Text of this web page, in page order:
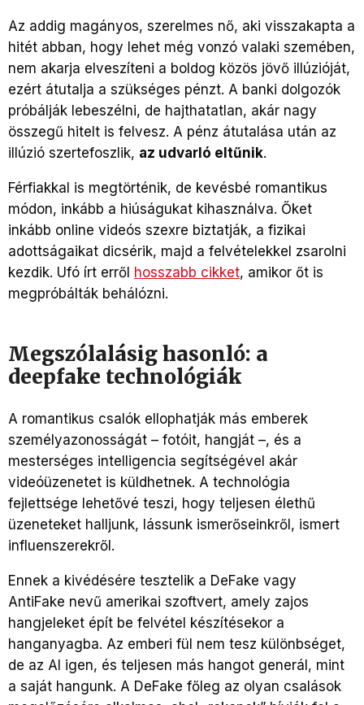
Az addig magányos, szerelmes nő, aki visszakapta a
hitét abban, hogy lehet még vonzó valaki szemében,
nem akarja elveszíteni a boldog közös jövő illúzióját,
ezért átutalja a szükséges pénzt. A banki dolgozók
próbálják lebeszélni, de hajthatatlan, akár nagy
összegű hitelt is felvesz. A pénz átutalása után az
illúzió szertefoszlik, az udvarló eltűnik.
Férfiakkal is megtörténik, de kevésbé romantikus
módon, inkább a hiúságukat kihasználva. Őket
inkább online videós szexre biztatják, a fizikai
adottságaikat dicsérik, majd a felvételekkel zsarolni
kezdik. Ufó írt erről hosszabb cikket, amikor őt is
megpróbálták behálózni.
Megszólalásig hasonló: a
deepfake technológiák
A romantikus csalók ellophatják más emberek
személyazonosságát – fotóit, hangját –, és a
mesterséges intelligencia segítségével akár
videóüzenetet is küldhetnek. A technológia
fejlettsége lehetővé teszi, hogy teljesen élethű
üzeneteket halljunk, lássunk ismerőseinkről, ismert
influenszerekről.
Ennek a kivédésére tesztelik a DeFake vagy
AntiFake nevű amerikai szoftvert, amely zajos
hangjeleket épít be felvétel készítésekor a
hanganyagba. Az emberi fül nem tesz különbséget,
de az AI igen, és teljesen más hangot generál, mint
a saját hangunk. A DeFake főleg az olyan csalások